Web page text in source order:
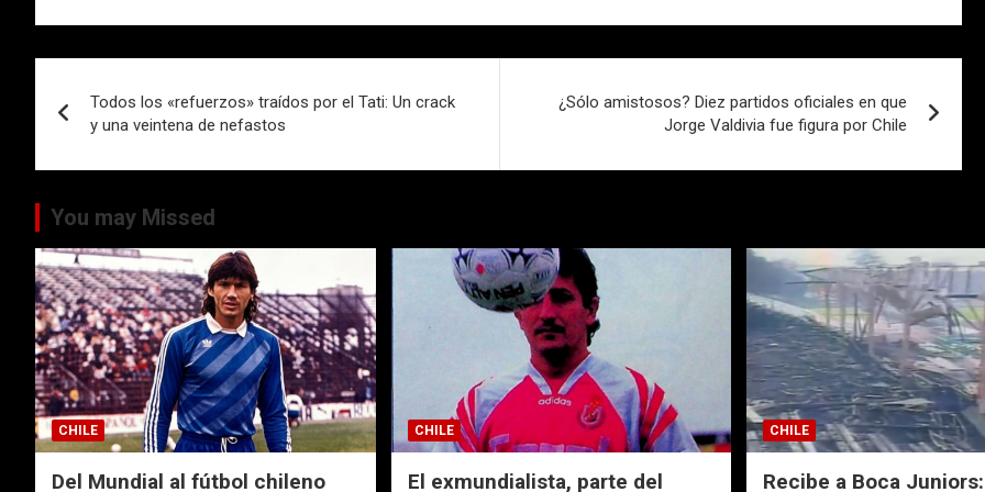
b
o
o
k
er
s
A
p
p
p
ar
tir
de
entradas
Todos los «refuerzos» traídos por el Tati: Un crack
y una veintena de nefastos
¿Sólo amistosos? Diez partidos oficiales en que
Jorge Valdivia fue figura por Chile
You may Missed
CHILE
Del Mundial al fútbol chileno
CHILE
El exmundialista, parte del
CHILE
Recibe a Boca